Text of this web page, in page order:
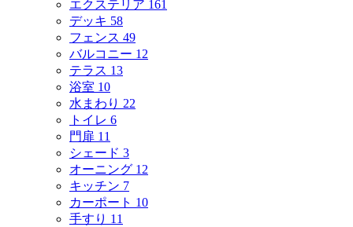
エクステリア 161
デッキ 58
フェンス 49
バルコニー 12
テラス 13
浴室 10
水まわり 22
トイレ 6
門扉 11
シェード 3
オーニング 12
キッチン 7
カーポート 10
手すり 11